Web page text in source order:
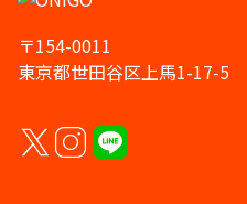
〒154-0011
東京都世田谷区上馬1-17-5